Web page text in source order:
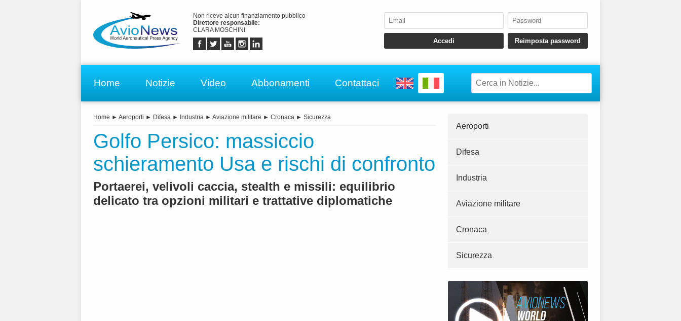
Non riceve alcun finanziamento pubblico
Direttore responsabile:
CLARA MOSCHINI
Home Notizie Video Abbonamenti Contattaci
Home ► Aeroporti ► Difesa ► Industria ► Aviazione militare ► Cronaca ► Sicurezza
Golfo Persico: massiccio
schieramento Usa e rischi di confronto
Portaerei, velivoli caccia, stealth e missili: equilibrio
delicato tra opzioni militari e trattative diplomatiche
Aeroporti
Difesa
Industria
Aviazione militare
Cronaca
Sicurezza